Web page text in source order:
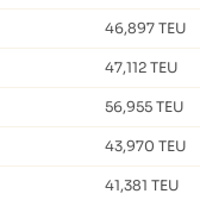
46,897 TEU
47,112 TEU
56,955 TEU
43,970 TEU
41,381 TEU